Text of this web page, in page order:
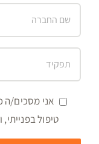
אני מסכים/ה
טיפול